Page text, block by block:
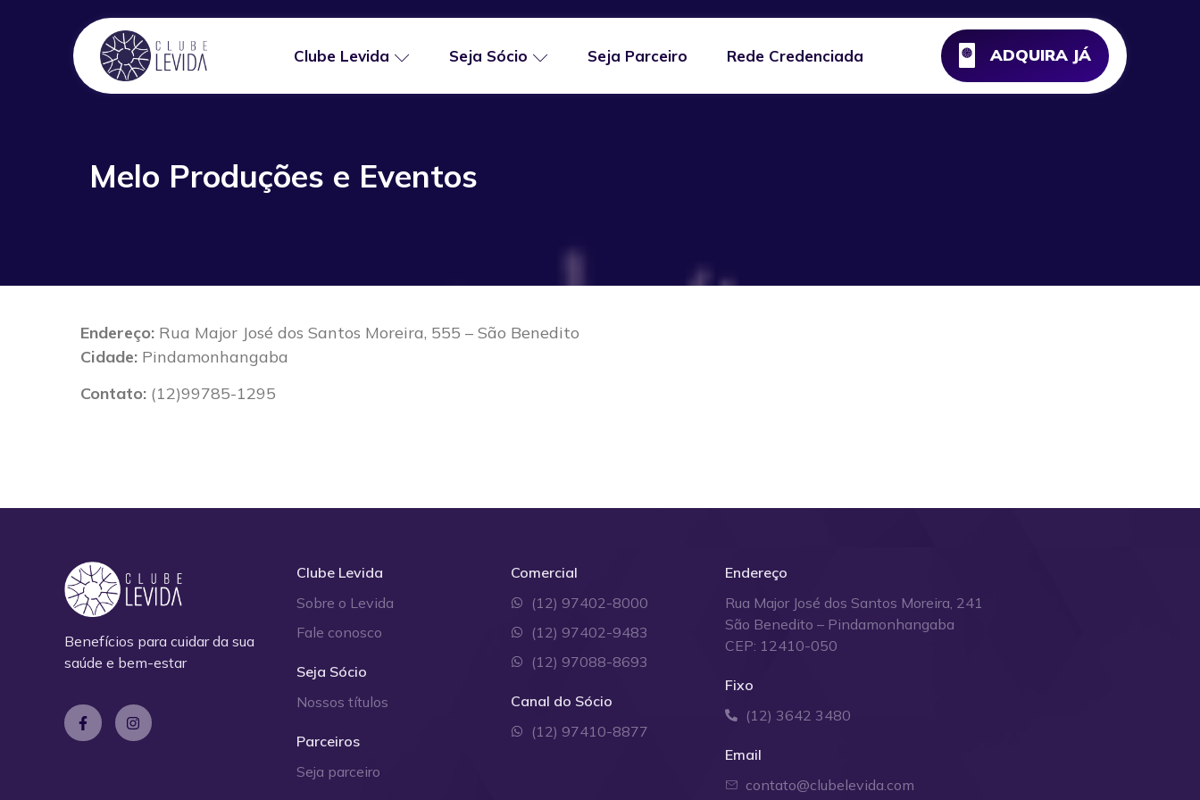
Clube Levida Seja Sócio Seja Parceiro Rede Credenciada ADQUIRA JÁ
Melo Produções e Eventos
Endereço: Rua Major José dos Santos Moreira, 555 – São Benedito
Cidade: Pindamonhangaba
Contato: (12)99785-1295
Benefícios para cuidar da sua
saúde e bem-estar
Clube Levida
Sobre o Levida
Fale conosco
Seja Sócio
Nossos títulos
Parceiros
Seja parceiro
Comercial
(12) 97402-8000
(12) 97402-9483
(12) 97088-8693
Canal do Sócio
(12) 97410-8877
Endereço
Rua Major José dos Santos Moreira, 241
São Benedito – Pindamonhangaba
CEP: 12410-050
Fixo
(12) 3642 3480
Email
contato@clubelevida.com